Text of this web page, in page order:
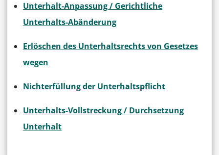
Unterhalt-Anpassung / Gerichtliche
Unterhalts-Abänderung
Erlöschen des Unterhaltsrechts von Gesetzes
wegen
Nichterfüllung der Unterhaltspflicht
Unterhalts-Vollstreckung / Durchsetzung
Unterhalt